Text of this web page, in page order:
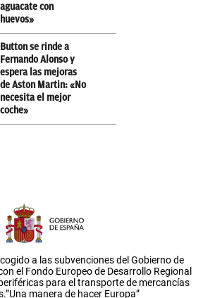
aguacate con
huevos»
Button se rinde a
Fernando Alonso y
espera las mejoras
de Aston Martin: «No
necesita el mejor
coche»
a las subvenciones del Gobierno de
el Fondo Europeo de Desarrollo Regional
para el transporte de mercancías
manera de hacer Europa”